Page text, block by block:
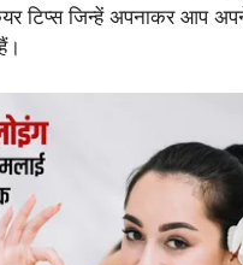
टिप्स जिन्हें अपनाकर आप